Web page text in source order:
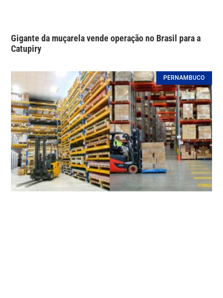
Gigante da muçarela vende operação no Brasil para a
Catupiry
PERNAMBUCO